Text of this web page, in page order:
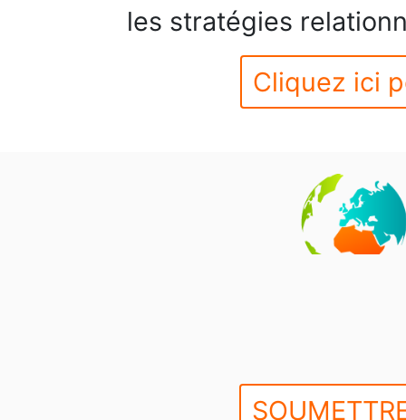
les stratégies
Cliquez ici